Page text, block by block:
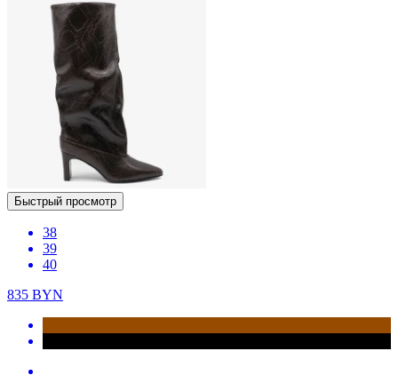
Быстрый просмотр
38
39
40
835 BYN